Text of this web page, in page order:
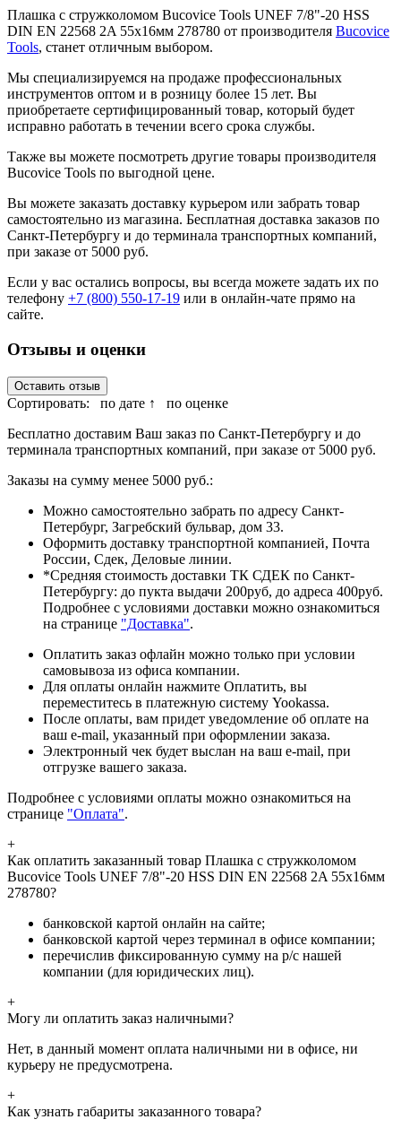
Плашка с стружколомом Bucovice Tools UNEF 7/8"-20 HSS
DIN EN 22568 2A 55x16мм 278780 от производителя Bucovice
Tools, станет отличным выбором.
Мы специализируемся на продаже профессиональных
инструментов оптом и в розницу более 15 лет. Вы
приобретаете сертифицированный товар, который будет
исправно работать в течении всего срока службы.
Также вы можете посмотреть другие товары производителя
Bucovice Tools по выгодной цене.
Вы можете заказать доставку курьером или забрать товар
самостоятельно из магазина. Бесплатная доставка заказов по
Санкт-Петербургу и до терминала транспортных компаний,
при заказе от 5000 руб.
Если у вас остались вопросы, вы всегда можете задать их по
телефону +7 (800) 550-17-19 или в онлайн-чате прямо на
сайте.
Отзывы и оценки
Оставить отзыв
Сортировать: по дате ↑
по оценке
Бесплатно доставим Ваш заказ по Санкт-Петербургу и до
терминала транспортных компаний, при заказе от 5000 руб.
Заказы на сумму менее 5000 руб.:
Можно самостоятельно забрать по адресу Санкт-
Петербург, Загребский бульвар, дом 33.
Оформить доставку транспортной компанией, Почта
России, Сдек, Деловые линии.
*Средняя стоимость доставки ТК СДЕК по Санкт-
Петербургу: до пукта выдачи 200руб, до адреса 400руб.
Подробнее с условиями доставки можно ознакомиться
на странице "Доставка".
Оплатить заказ офлайн можно только при условии
самовывоза из офиса компании.
Для оплаты онлайн нажмите Оплатить, вы
переместитесь в платежную систему Yookassa.
После оплаты, вам придет уведомление об оплате на
ваш e-mail, указанный при оформлении заказа.
Электронный чек будет выслан на ваш e-mail, при
отгрузке вашего заказа.
Подробнее с условиями оплаты можно ознакомиться на
странице "Оплата".
+
Как оплатить заказанный товар Плашка с стружколомом
Bucovice Tools UNEF 7/8"-20 HSS DIN EN 22568 2A 55x16мм
278780?
банковской картой онлайн на сайте;
банковской картой через терминал в офисе компании;
перечислив фиксированную сумму на р/с нашей
компании (для юридических лиц).
+
Могу ли оплатить заказ наличными?
Нет, в данный момент оплата наличными ни в офисе, ни
курьеру не предусмотрена.
+
Как узнать габариты заказанного товара?